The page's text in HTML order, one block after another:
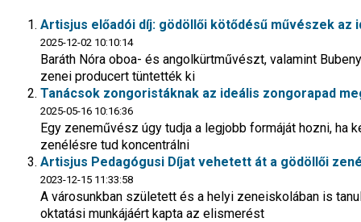
Artisjus előadói díj: gödöllői kötődésű művészek az
2025-12-02 10:10:14
Baráth Nóra oboa- és angolkürtművészt, valamint
zenei producert tüntették ki
Tanácsok zongoristáknak az ideális zongorapad
2025-05-16 10:16:36
Egy zeneművész úgy tudja a legjobb formáját hozni, ha
zenélésre tud koncentrálni
Artisjus Pedagógusi Díjat vehetett át a gödöllői
2023-12-15 11:33:58
A városunkban született és a helyi zeneiskolában is
oktatási munkájáért kapta az elismerést